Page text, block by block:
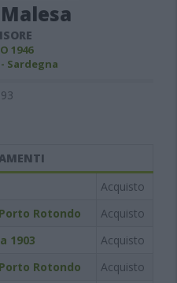
1946
Sardegna
Acquisto
Rotondo
Acquisto
1903
Acquisto
Rotondo
Acquisto